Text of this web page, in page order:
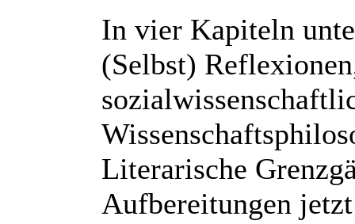
In vier Kapiteln
(Selbst)
Literarische
Aufbereitungen